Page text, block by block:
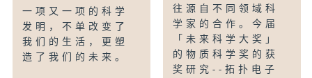
一项又一项的科学
发明，不单改变了
我们的生活，更塑
造了我们的未来。
往源自不同领域科
学家的合作。今届
「未来科学大奖」
的物质科学奖的获
奖研究--拓扑电子